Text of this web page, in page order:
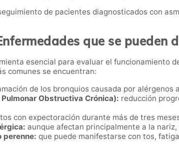
de pacientes diagnosticados con
que se pueden
esencial para evaluar el
comunes se encuentran:
de los bronquios causada por alérgenos
Pulmonar Obstructiva Crónica): reducción
tos con expectoración durante más de tres
aunque afectan principalmente a la
perenne: que puede manifestarse con tos,